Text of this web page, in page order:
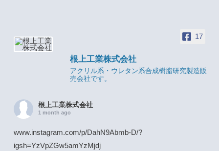
17
根上工業株式会社
アクリル系・ウレタン系合成樹脂研究製造販
売会社です。
根上工業株式会社
1 month ago
www.instagram.com/p/DahN9Abmb-D/?
igsh=YzVpZGw5amYzMjdj